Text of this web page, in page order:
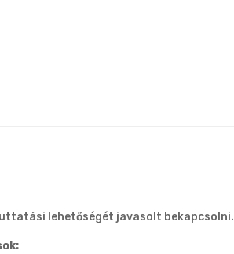
lehetőségét javasolt bekapcsolni.